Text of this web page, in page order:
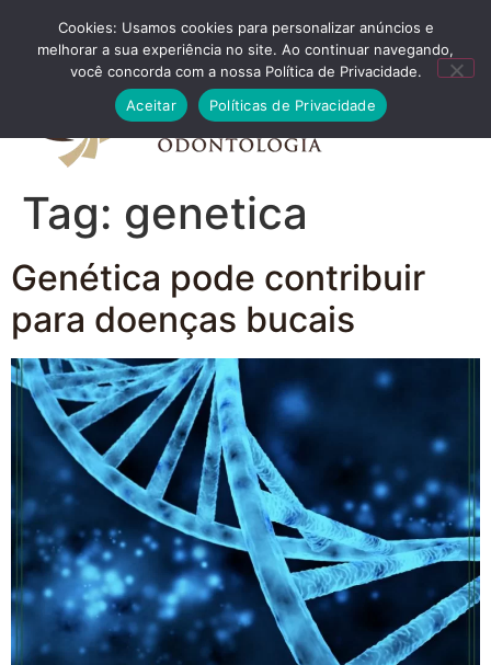
FALE CONOSCO
Tag: genetica
Genética pode contribuir
para doenças bucais
Cookies: Usamos cookies para personalizar anúncios e
melhorar a sua experiência no site. Ao continuar navegando,
você concorda com a nossa Política de Privacidade.
Aceitar
Políticas de Privacidade